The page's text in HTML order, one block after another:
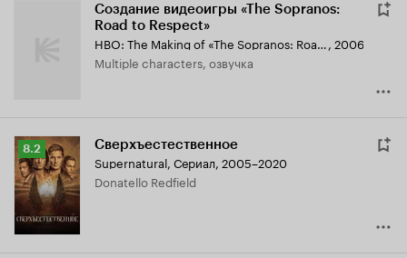
Создание видеоигры «The Sopranos:
Road to Respect»
HBO: The Making of «The Sopranos: Road to Respect», 2006
Multiple characters, озвучка
Рейтинг
Кинопоиска
8.2
8.2 Сверхъестественное
Supernatural, Сериал, 2005–2020
Donatello Redfield